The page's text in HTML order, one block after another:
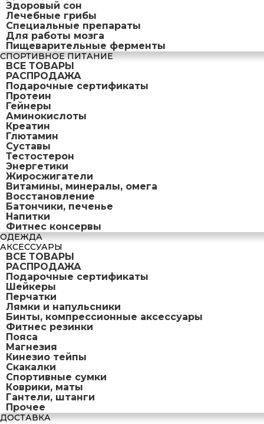
Здоровый сон
Лечебные грибы
Специальные препараты
Для работы мозга
Пищеварительные ферменты
СПОРТИВНОЕ ПИТАНИЕ
ВСЕ ТОВАРЫ
РАСПРОДАЖА
Подарочные сертификаты
Протеин
Гейнеры
Аминокислоты
Креатин
Глютамин
Суставы
Тестостерон
Энергетики
Жиросжигатели
Витамины, минералы, омега
Восстановление
Батончики, печенье
Напитки
Фитнес консервы
ОДЕЖДА
АКСЕССУАРЫ
ВСЕ ТОВАРЫ
РАСПРОДАЖА
Подарочные сертификаты
Шейкеры
Перчатки
Лямки и напульсники
Бинты, компрессионные аксессуары
Фитнес резинки
Пояса
Магнезия
Кинезио тейпы
Скакалки
Спортивные сумки
Коврики, маты
Гантели, штанги
Прочее
ДОСТАВКА